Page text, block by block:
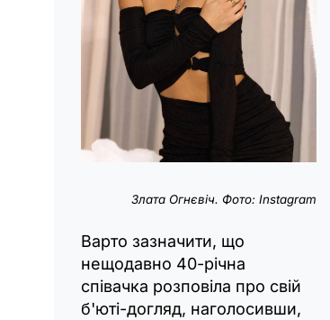
Злата Огнєвіч. Фото: Instagram
Варто зазначити, що
нещодавно 40-річна
співачка розповіла про свій
б'юті-догляд, наголосивши,